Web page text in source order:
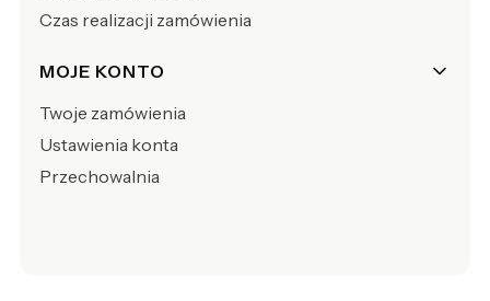
Czas realizacji zamówienia
MOJE KONTO
Twoje zamówienia
Ustawienia konta
Przechowalnia